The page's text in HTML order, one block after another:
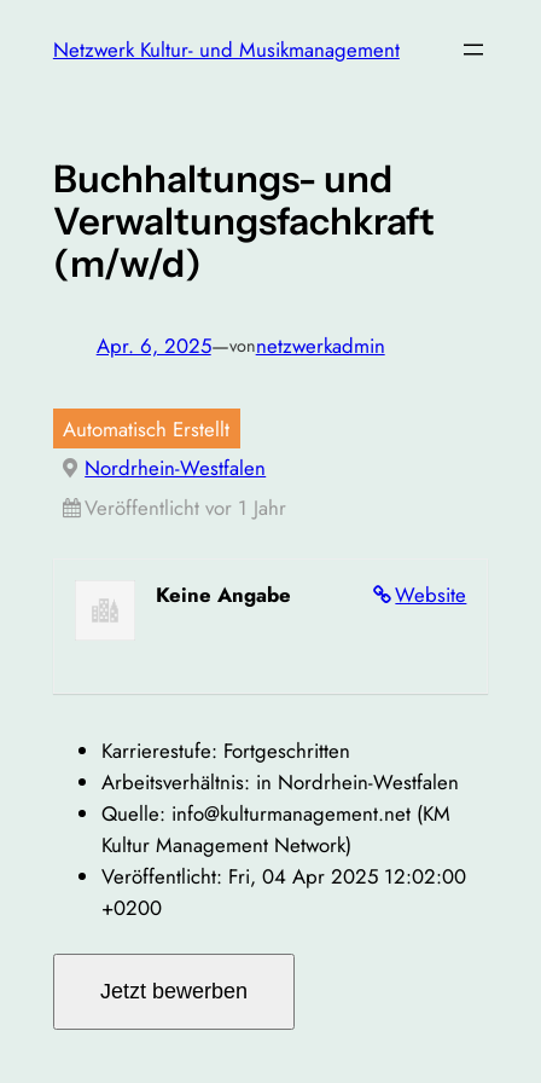
InhaltNetzwerk Kultur- und Musikmanagement
Buchhaltungs- und
Verwaltungsfachkraft
(m/w/d)
Apr. 6, 2025—vonnetzwerkadmin
Automatisch Erstellt
Nordrhein-Westfalen
Veröffentlicht vor 1 Jahr
Website
Keine Angabe
Karrierestufe: Fortgeschritten
Arbeitsverhältnis: in Nordrhein-Westfalen
Quelle: info@kulturmanagement.net (KM
Kultur Management Network)
Veröffentlicht: Fri, 04 Apr 2025 12:02:00
+0200